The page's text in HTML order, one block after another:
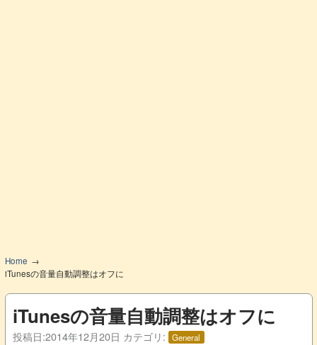
Home
iTunesの音量自動調整はオフに
iTunesの音量自動調整はオフに
投稿日:2014年12月20日 カテゴリ: General